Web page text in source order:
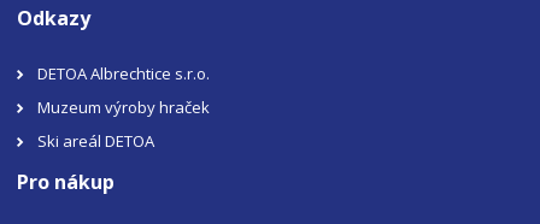
Odkazy
DETOA Albrechtice s.r.o.
Muzeum výroby hraček
Ski areál DETOA
Pro nákup